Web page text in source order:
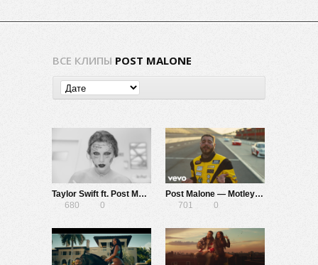
ВСЕ КЛИПЫ POST MALONE
Taylor Swift ft. Post Malone — Fortnight
680
0
Post Malone — Motley Crew
701
0